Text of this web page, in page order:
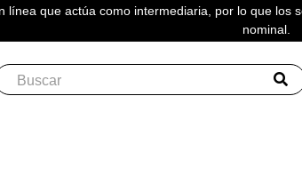
línea que actúa como intermediaria, por lo que
nominal.